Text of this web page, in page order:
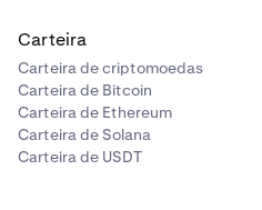
6
Você pode alternar entre
seletor de moeda para
tempo real.
7 Clique emGerar detalhes
Carteira
Carteira de criptomoedas
Carteira de Bitcoin
Carteira de Ethereum
Carteira de Solana
Carteira de USDT